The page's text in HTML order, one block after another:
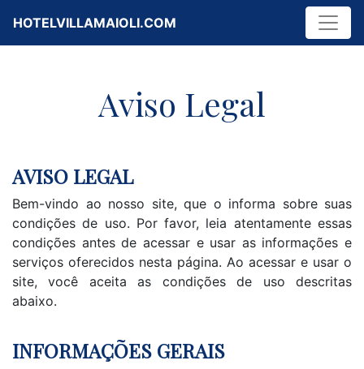
HOTELVILLAMAIOLI.COM
Aviso Legal
AVISO LEGAL
Bem-vindo ao nosso site, que o informa sobre suas
condições de uso. Por favor, leia atentamente essas
condições antes de acessar e usar as informações e
serviços oferecidos nesta página. Ao acessar e usar o
site, você aceita as condições de uso descritas
abaixo.
INFORMAÇÕES GERAIS